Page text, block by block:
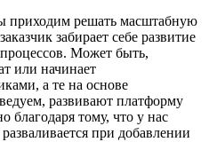
приходим решать масштабную
забирает себе развитие
Может быть,
или начинает
а те на основе
развивают платформу
благодаря тому, что у нас
при добавлении